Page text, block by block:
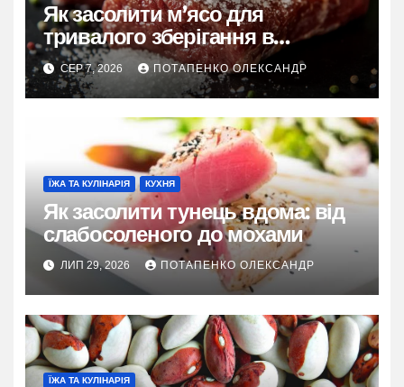
Як засолити м’ясо для
тривалого зберігання в
домашніх умовах
СЕР 7, 2026 ПОТАПЕНКО ОЛЕКСАНДР
ЇЖА ТА КУЛІНАРІЯ КУХНЯ
Як засолити тунець вдома: від
слабосоленого до мохами
ЛИП 29, 2026 ПОТАПЕНКО ОЛЕКСАНДР
ЇЖА ТА КУЛІНАРІЯ